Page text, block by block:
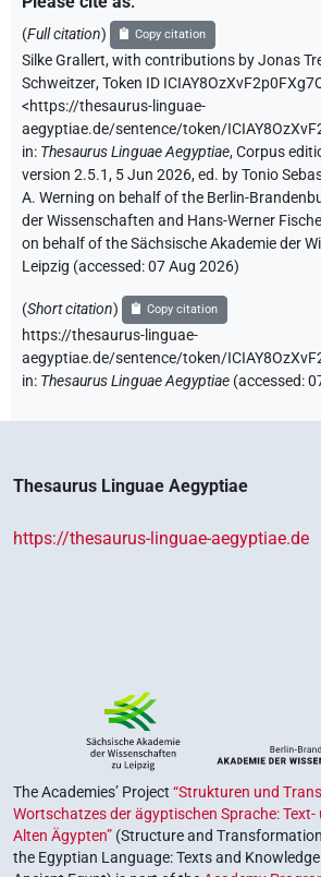
(Full citation) Copy citation
Silke Grallert,with contributions byJonas
Schweitzer,Token ID
<https://thesaurus-linguae-
aegyptiae.de/sentence/token/
in: Thesaurus Linguae Aegyptiae,Corpus
version 2.5.1, 5 Jun 2026, ed. by Tonio
A. Werning on behalf of the Berlin-
der Wissenschaften and Hans-Werner
on behalf of the Sächsische Akademie der
Leipzig (accessed:07 Aug 2026)
(Short citation) Copy citation
https://thesaurus-linguae-
aegyptiae.de/sentence/token/
in: Thesaurus Linguae Aegyptiae (accessed:
Thesaurus Linguae Aegyptiae
https://thesaurus-linguae-aegyptiae.de
The Academies’ Project “Strukturen und
Wortschatzes der ägyptischen Sprache:
Alten Ägypten” (Structure and
the Egyptian Language: Texts and